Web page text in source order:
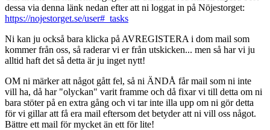
dessa via denna länk nedan efter att ni loggat in på Nöjestorget:
https://nojestorget.se/user#_tasks
Ni kan ju också bara klicka på AVREGISTERA i dom mail som
kommer från oss, så raderar vi er från utskicken... men så har vi ju
alltid haft det så detta är ju inget nytt!
OM ni märker att något gått fel, så ni ÄNDÅ får mail som ni inte
vill ha, då har "olyckan" varit framme och då fixar vi till detta om ni
bara stöter på en extra gång och vi tar inte illa upp om ni gör detta
för vi gillar att få era mail eftersom det betyder att ni vill oss något.
Bättre ett mail för mycket än ett för lite!